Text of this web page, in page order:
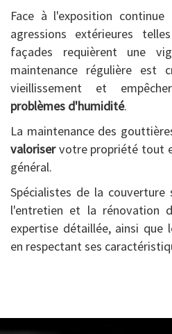
Face à l'exposition
agressions extérieures
façades requièrent une
maintenance régulière est
vieillissement et
problèmes d'humidité.
La maintenance des
valoriservotre propriété tout
général.
Spécialistes de la couverture
l'entretien et la rénovation
expertise détaillée, ainsi que
en respectant ses